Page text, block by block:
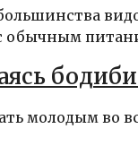
обычным
молодым во